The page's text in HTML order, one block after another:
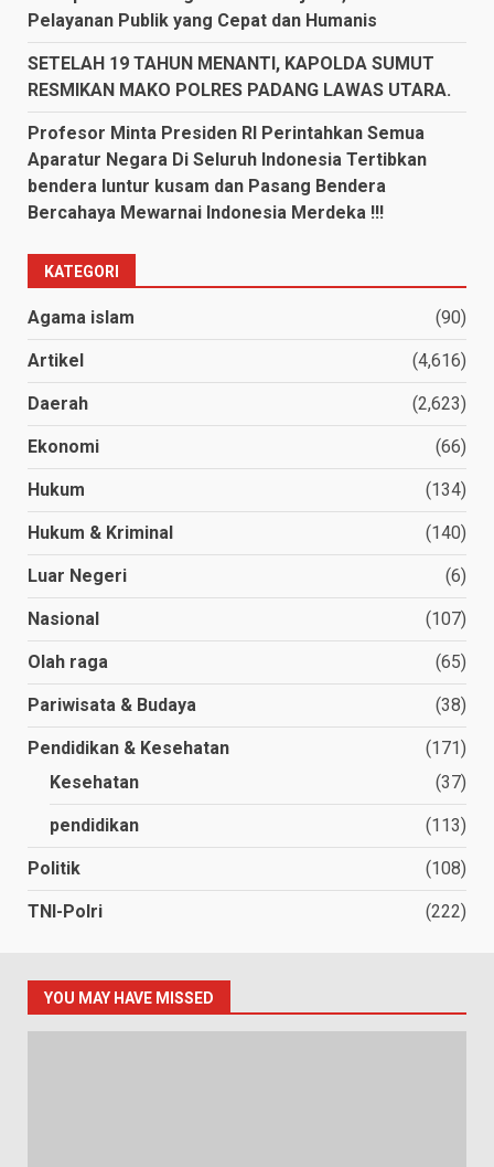
Pelayanan Publik yang Cepat dan Humanis
SETELAH 19 TAHUN MENANTI, KAPOLDA SUMUT
RESMIKAN MAKO POLRES PADANG LAWAS UTARA.
Profesor Minta Presiden RI Perintahkan Semua
Aparatur Negara Di Seluruh Indonesia Tertibkan
bendera luntur kusam dan Pasang Bendera
Bercahaya Mewarnai Indonesia Merdeka !!!
KATEGORI
Agama islam (90)
Artikel (4,616)
Daerah (2,623)
Ekonomi (66)
Hukum (134)
Hukum & Kriminal (140)
Luar Negeri (6)
Nasional (107)
Olah raga (65)
Pariwisata & Budaya (38)
Pendidikan & Kesehatan
(171)
Kesehatan
(37)
pendidikan (113)
Politik (108)
TNI-Polri (222)
YOU MAY HAVE MISSED